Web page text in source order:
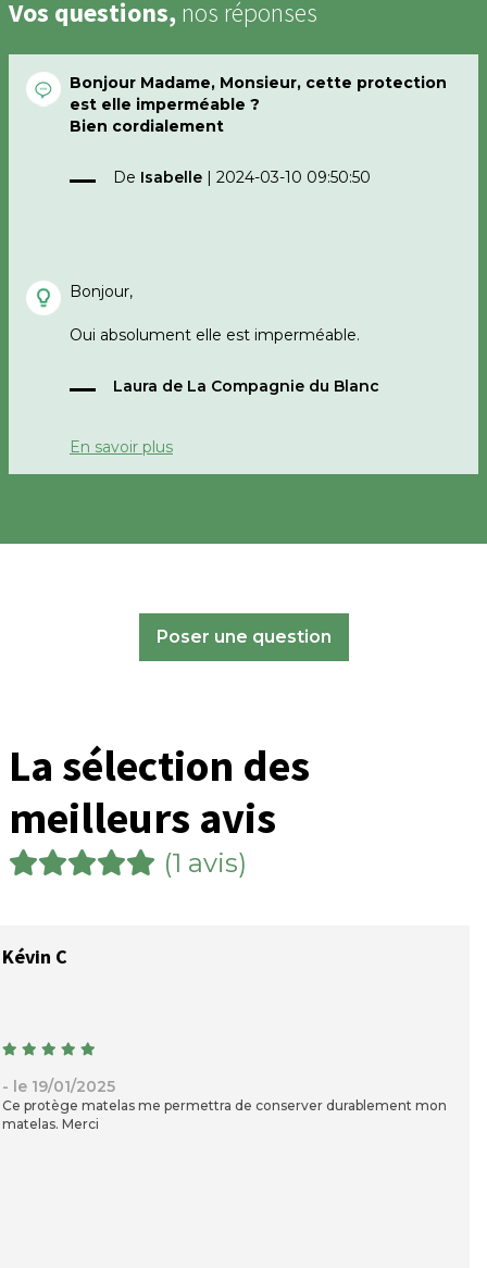
Vos questions, nos réponses
Bonjour Madame, Monsieur, cette protection
est elle imperméable ?
Bien cordialement
De Isabelle | 2024-03-10 09:50:50
Bonjour,
Oui absolument elle est imperméable.
Bonne journée,
La Compagnie du Blanc
Laura de La Compagnie du Blanc
En savoir plus
Poser une question
La sélection des
meilleurs avis
(1 avis)
Kévin C
- le 19/01/2025
Ce protège matelas me permettra de conserver durablement mon
matelas. Merci